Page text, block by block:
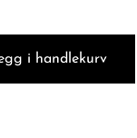
i handlekurv